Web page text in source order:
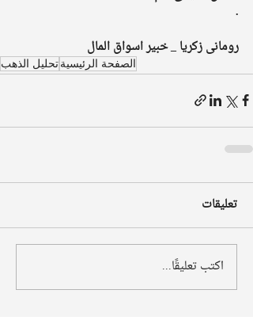
.
رومانى زكريا _ خبير اسواق المال
الصفحة الرئيسيةتحليل الذهب
تعليقات
اكتب تعليقًا...